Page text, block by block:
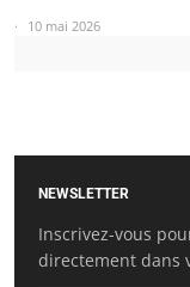
10 mai 2026
NEWSLETTER
Inscrivez-vous
directement dans